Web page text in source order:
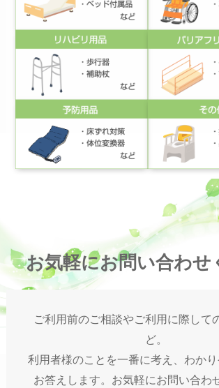
お気軽にお問い合わせ
ご利用前のご相談やご利用に際して
ど。
利用者様のことを一番に考え、わか
お答えします。お気軽にお問い合わ